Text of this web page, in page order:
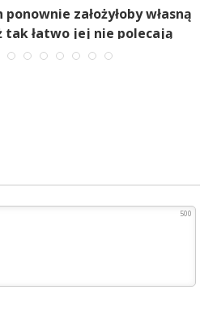
założyłoby własną
tak łatwo jej nie polecają
500